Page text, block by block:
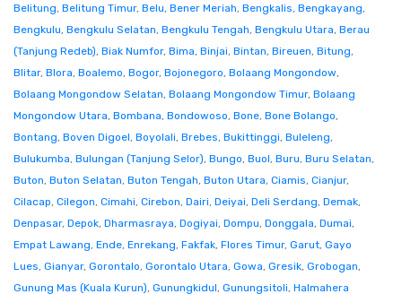
Belitung, Belitung Timur, Belu, Bener Meriah, Bengkalis, Bengkayang,
Bengkulu, Bengkulu Selatan, Bengkulu Tengah, Bengkulu Utara, Berau
(Tanjung Redeb), Biak Numfor, Bima, Binjai, Bintan, Bireuen, Bitung,
Blitar, Blora, Boalemo, Bogor, Bojonegoro, Bolaang Mongondow,
Bolaang Mongondow Selatan, Bolaang Mongondow Timur, Bolaang
Mongondow Utara, Bombana, Bondowoso, Bone, Bone Bolango,
Bontang, Boven Digoel, Boyolali, Brebes, Bukittinggi, Buleleng,
Bulukumba, Bulungan (Tanjung Selor), Bungo, Buol, Buru, Buru Selatan,
Buton, Buton Selatan, Buton Tengah, Buton Utara, Ciamis, Cianjur,
Cilacap, Cilegon, Cimahi, Cirebon, Dairi, Deiyai, Deli Serdang, Demak,
Denpasar, Depok, Dharmasraya, Dogiyai, Dompu, Donggala, Dumai,
Empat Lawang, Ende, Enrekang, Fakfak, Flores Timur, Garut, Gayo
Lues, Gianyar, Gorontalo, Gorontalo Utara, Gowa, Gresik, Grobogan,
Gunung Mas (Kuala Kurun), Gunungkidul, Gunungsitoli, Halmahera